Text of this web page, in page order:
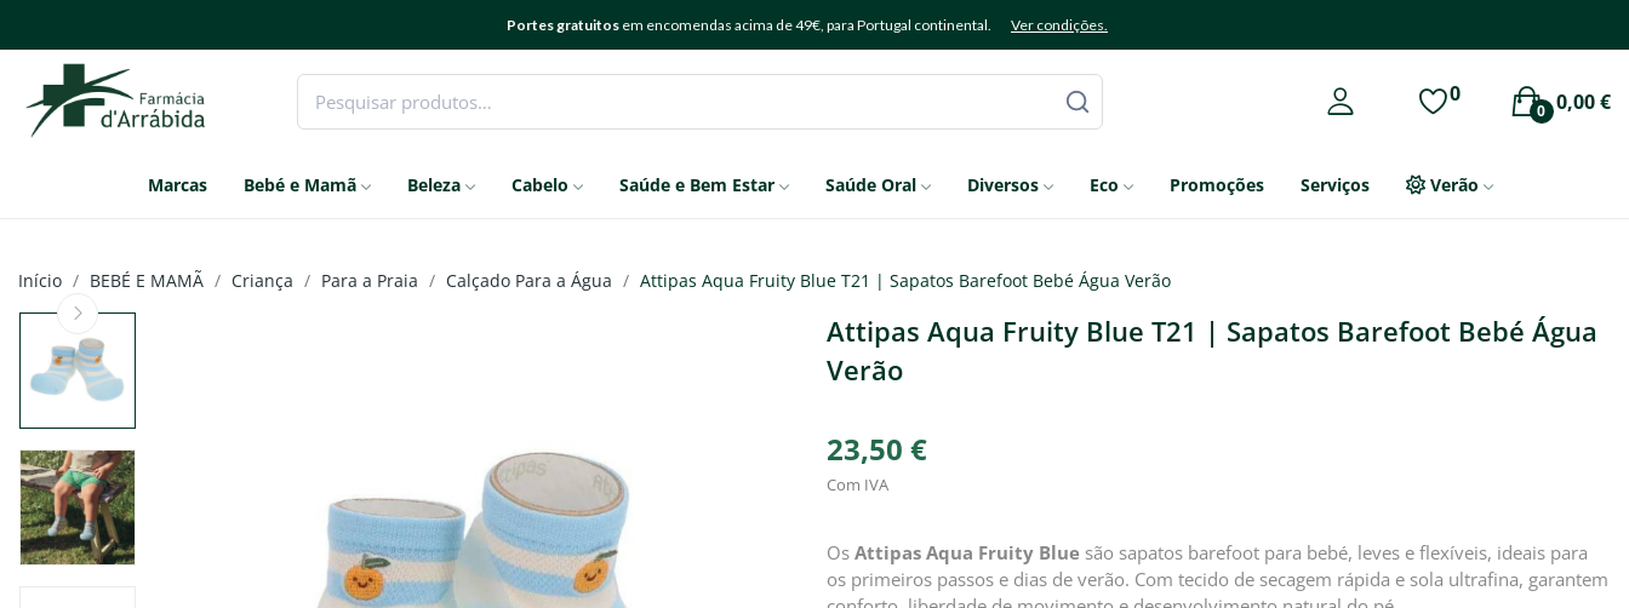
Portes gratuitos em encomendas acima de 49€, para Portugal continental. Ver condições.
0 0,00 €
0
Marcas Bebé e Mamã Beleza Cabelo Saúde e Bem Estar Saúde Oral Diversos Eco Promoções Serviços Verão
Início BEBÉ E MAMÃ Criança Para a Praia Calçado Para a Água Attipas Aqua Fruity Blue T21 | Sapatos Barefoot Bebé Água Verão
Attipas Aqua Fruity Blue T21 | Sapatos Barefoot Bebé Água
Verão
23,50 €
Com IVA
Os Attipas Aqua Fruity Blue são sapatos barefoot para bebé, leves e flexíveis, ideais para
os primeiros passos e dias de verão. Com tecido de secagem rápida e sola ultrafina, garantem